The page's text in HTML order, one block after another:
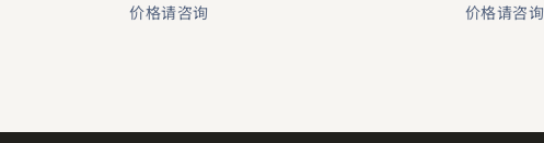
价格请咨询 价格请咨询